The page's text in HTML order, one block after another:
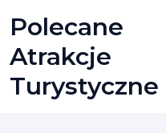
content
Polecane
Atrakcje
Turystyczne